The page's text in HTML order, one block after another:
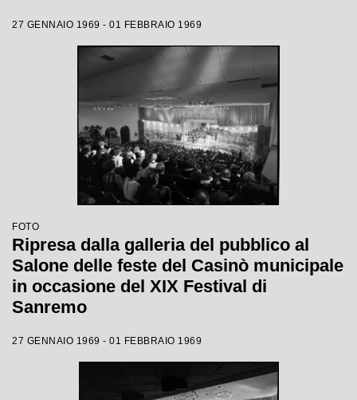
27 GENNAIO 1969 - 01 FEBBRAIO 1969
FOTO
Ripresa dalla galleria del pubblico al
Salone delle feste del Casinò municipale
in occasione del XIX Festival di
Sanremo
27 GENNAIO 1969 - 01 FEBBRAIO 1969